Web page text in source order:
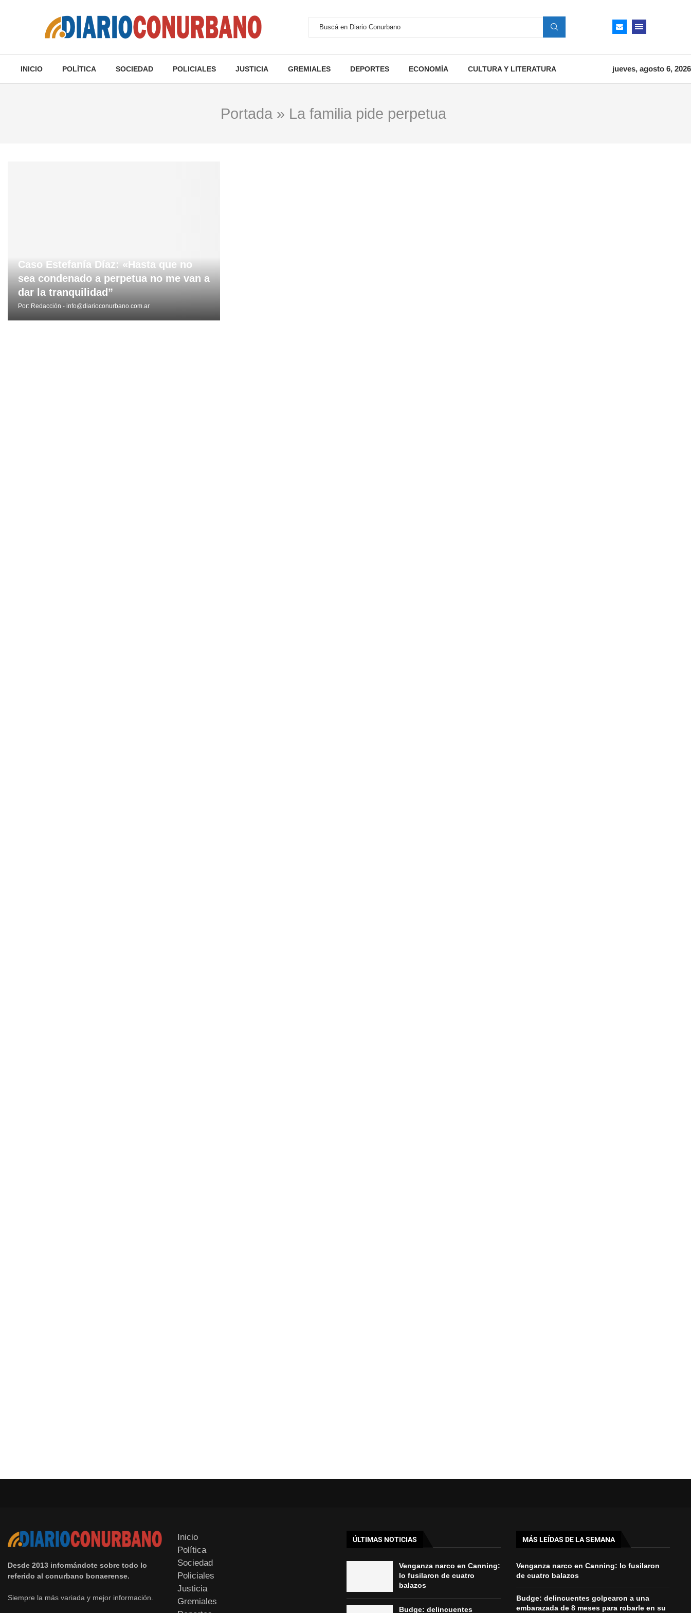
INICIO POLÍTICA SOCIEDAD POLICIALES JUSTICIA GREMIALES DEPORTES ECONOMÍA CULTURA Y LITERATURA jueves, agosto 6, 2026
Portada» La familia pide perpetua
Caso Estefanía Díaz: «Hasta que no
sea condenado a perpetua no me van a
dar la tranquilidad”
Por: Redacción - info@diarioconurbano.com.ar
Desde 2013 informándote sobre todo lo
referido al conurbano bonaerense.
Siempre la más variada y mejor información.
Inicio
Política
Sociedad
Policiales
Justicia
Gremiales
ÚLTIMAS NOTICIAS
Venganza narco en Canning:
lo fusilaron de cuatro
balazos
Budge: delincuentes
MÁS LEÍDAS DE LA SEMANA
Venganza narco en Canning: lo fusilaron
de cuatro balazos
Budge: delincuentes golpearon a una
embarazada de 8 meses para robarle en su